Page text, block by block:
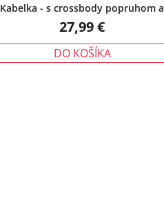
Kabelka - s crossbody popruhom a
zapletanou rukoväťou, béžová
27,99 €
DO KOŠÍKA